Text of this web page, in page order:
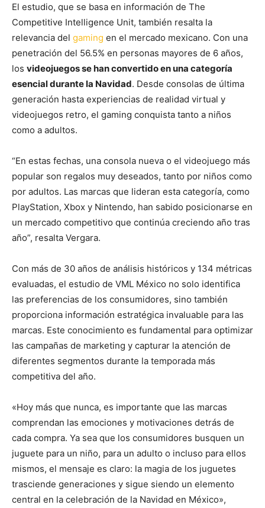
El estudio, que se basa en información de The
Competitive Intelligence Unit, también resalta la
relevancia del gaming en el mercado mexicano. Con una
penetración del 56.5% en personas mayores de 6 años,
los videojuegos se han convertido en una categoría
esencial durante la Navidad. Desde consolas de última
generación hasta experiencias de realidad virtual y
videojuegos retro, el gaming conquista tanto a niños
como a adultos.
“En estas fechas, una consola nueva o el videojuego más
popular son regalos muy deseados, tanto por niños como
por adultos. Las marcas que lideran esta categoría, como
PlayStation, Xbox y Nintendo, han sabido posicionarse en
un mercado competitivo que continúa creciendo año tras
año”, resalta Vergara.
Con más de 30 años de análisis históricos y 134 métricas
evaluadas, el estudio de VML México no solo identifica
las preferencias de los consumidores, sino también
proporciona información estratégica invaluable para las
marcas. Este conocimiento es fundamental para optimizar
las campañas de marketing y capturar la atención de
diferentes segmentos durante la temporada más
competitiva del año.
«Hoy más que nunca, es importante que las marcas
comprendan las emociones y motivaciones detrás de
cada compra. Ya sea que los consumidores busquen un
juguete para un niño, para un adulto o incluso para ellos
mismos, el mensaje es claro: la magia de los juguetes
trasciende generaciones y sigue siendo un elemento
central en la celebración de la Navidad en México»,